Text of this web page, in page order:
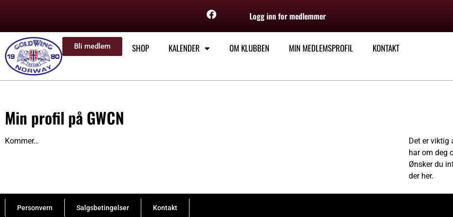
Logg inn for medlemmer
Bli medlem SHOP KALENDER OM KLUBBEN MIN MEDLEMSPROFIL KONTAKT
Min profil på GWCN
Kommer…
Det er viktig
har om deg
Ønsker du
der her.
Personvern Salgsbetingelser Kontakt